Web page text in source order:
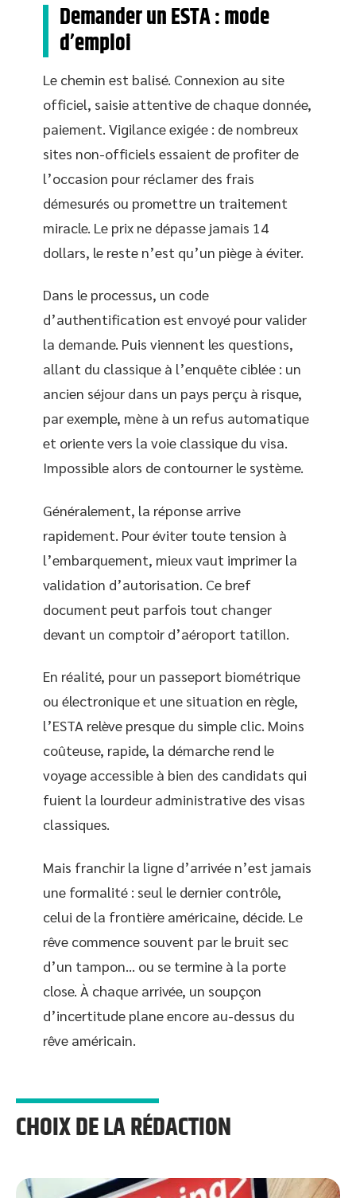
Demander un ESTA : mode
d’emploi
Le chemin est balisé. Connexion au site
officiel, saisie attentive de chaque donnée,
paiement. Vigilance exigée : de nombreux
sites non-officiels essaient de profiter de
l’occasion pour réclamer des frais
démesurés ou promettre un traitement
miracle. Le prix ne dépasse jamais 14
dollars, le reste n’est qu’un piège à éviter.
Dans le processus, un code
d’authentification est envoyé pour valider
la demande. Puis viennent les questions,
allant du classique à l’enquête ciblée : un
ancien séjour dans un pays perçu à risque,
par exemple, mène à un refus automatique
et oriente vers la voie classique du visa.
Impossible alors de contourner le système.
Généralement, la réponse arrive
rapidement. Pour éviter toute tension à
l’embarquement, mieux vaut imprimer la
validation d’autorisation. Ce bref
document peut parfois tout changer
devant un comptoir d’aéroport tatillon.
En réalité, pour un passeport biométrique
ou électronique et une situation en règle,
l’ESTA relève presque du simple clic. Moins
coûteuse, rapide, la démarche rend le
voyage accessible à bien des candidats qui
fuient la lourdeur administrative des visas
classiques.
Mais franchir la ligne d’arrivée n’est jamais
une formalité : seul le dernier contrôle,
celui de la frontière américaine, décide. Le
rêve commence souvent par le bruit sec
d’un tampon… ou se termine à la porte
close. À chaque arrivée, un soupçon
d’incertitude plane encore au-dessus du
rêve américain.
CHOIX DE LA RÉDACTION